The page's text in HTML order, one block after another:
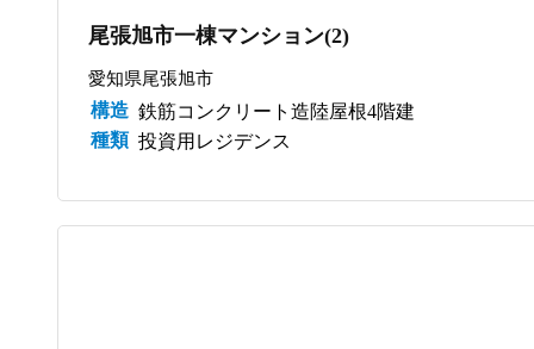
尾張旭市一棟マンション(2)
愛知県尾張旭市
構造 鉄筋コンクリート造陸屋根4階建
種類 投資用レジデンス